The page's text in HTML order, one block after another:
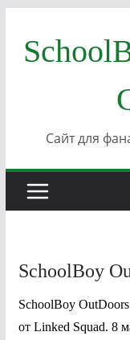
содержимому
Сайт для
SchoolBoy
SchoolBoy
от Linked Squad. 8